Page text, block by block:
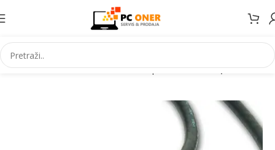
Početna Informatika Kablovi i adapteri Video adapteri